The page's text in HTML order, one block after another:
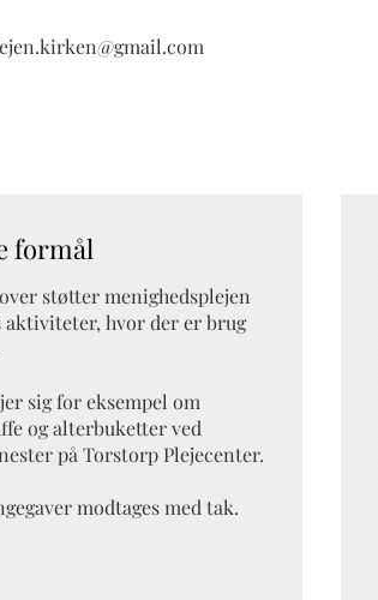
formål
støtter menighedsplejen
aktiviteter, hvor der er brug
sig for eksempel om
og alterbuketter ved
på Torstorp Plejecenter.
modtages med tak.